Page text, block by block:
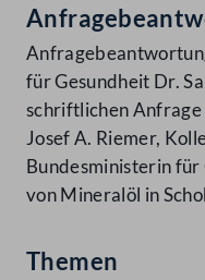
für Gesundheit Dr.
schriftlichen
Josef A. Riemer,
Bundesministerin
von Mineralöl in
Themen